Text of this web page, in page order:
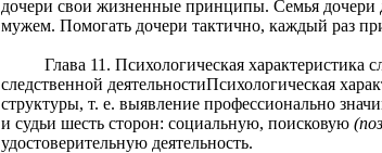
дочери свои жизненные принципы. Семья дочери
мужем. Помогать дочери тактично, каждый раз
Глава 11. Психологическая характеристика
следственной деятельностиПсихологическая
структуры, т. е. выявление профессионально
и судьи шесть сторон: социальную, поисковую
удостоверительную деятельность.